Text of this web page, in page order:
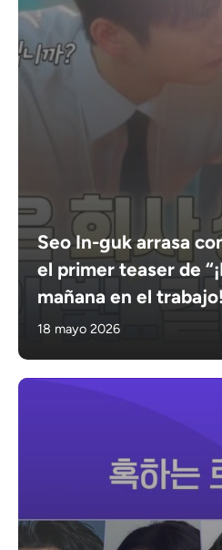
Seo In-guk arrasa
el primer teaser de
mañana en el
18 mayo 2026